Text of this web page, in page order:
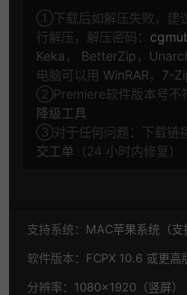
①下载后如解压失败，建
行解压，解压密码：
Keka ， BetterZip ，
电脑可以用 WinRAR ， 7-
②Premiere软件版本号不
降级工具
③对于任何问题：下载链
交工单 （24 小时内修复）
支持系统： MAC苹果系统（支
软件版本： FCPX 10.6 或更高
分辨率： 1080×1920（竖屏）